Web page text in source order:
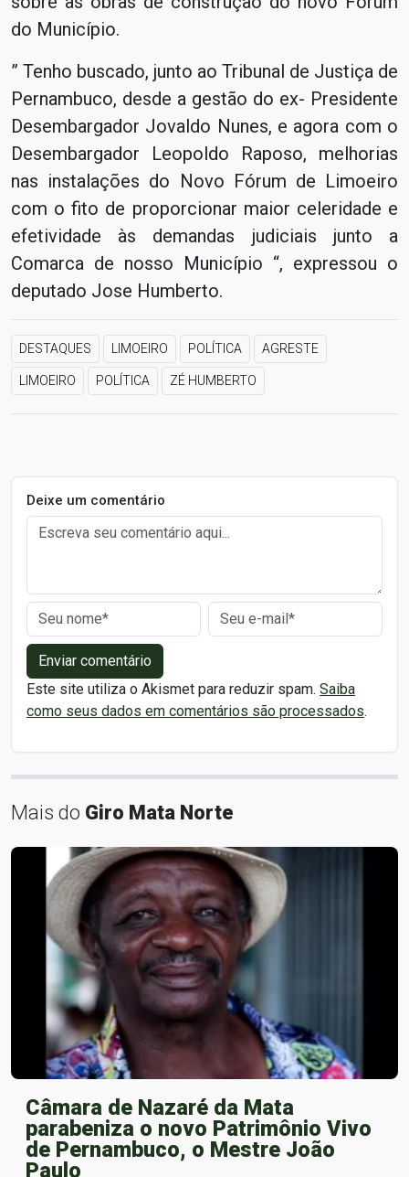
do Município.
” Tenho buscado, junto ao Tribunal de Justiça de
Pernambuco, desde a gestão do ex- Presidente
Desembargador Jovaldo Nunes, e agora com o
Desembargador Leopoldo Raposo, melhorias
nas instalações do Novo Fórum de Limoeiro
com o fito de proporcionar maior celeridade e
efetividade às demandas judiciais junto a
Comarca de nosso Município “, expressou o
deputado Jose Humberto.
DESTAQUES LIMOEIRO POLÍTICA AGRESTE
LIMOEIRO POLÍTICA ZÉ HUMBERTO
Deixe um comentário
Enviar comentário
Este site utiliza o Akismet para reduzir spam. Saiba
como seus dados em comentários são processados.
Mais do Giro Mata Norte
Câmara de Nazaré da Mata
parabeniza o novo Patrimônio Vivo
de Pernambuco, o Mestre João
Paulo